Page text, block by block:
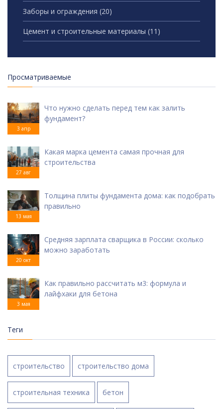
Заборы и ограждения (20)
Цемент и строительные материалы (11)
Просматриваемые
3 апр
Что нужно сделать перед тем как залить
фундамент?
27 авг
Какая марка цемента самая прочная для
строительства
13 мая
Толщина плиты фундамента дома: как подобрать
правильно
20 окт
Средняя зарплата сварщика в России: сколько
можно заработать
3 мая
Как правильно рассчитать м3: формула и
лайфхаки для бетона
Теги
строительство строительство дома
строительная техника бетон